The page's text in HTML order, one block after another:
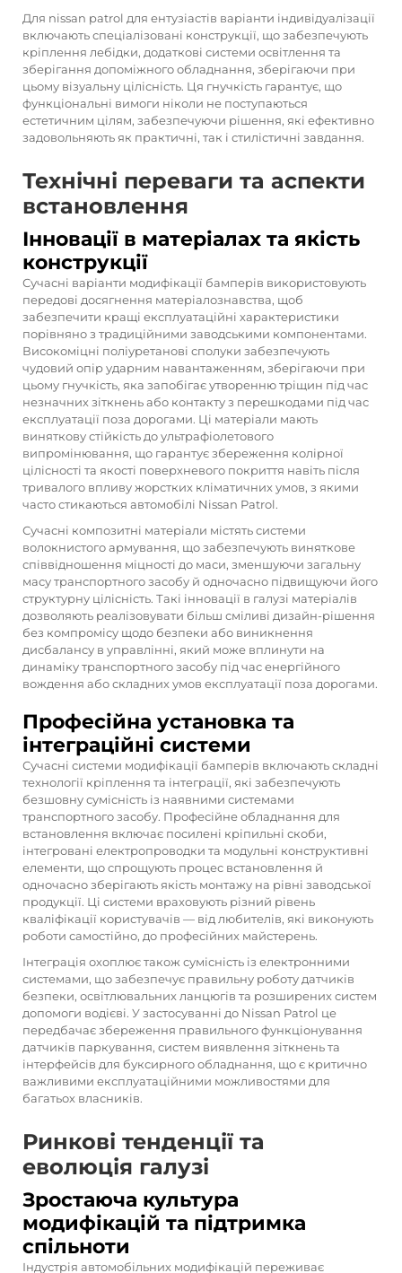
Для nissan patrol для ентузіастів варіанти індивідуалізації
включають спеціалізовані конструкції, що забезпечують
кріплення лебідки, додаткові системи освітлення та
зберігання допоміжного обладнання, зберігаючи при
цьому візуальну цілісність. Ця гнучкість гарантує, що
функціональні вимоги ніколи не поступаються
естетичним цілям, забезпечуючи рішення, які ефективно
задовольняють як практичні, так і стилістичні завдання.
Технічні переваги та аспекти
встановлення
Інновації в матеріалах та якість
конструкції
Сучасні варіанти модифікації бамперів використовують
передові досягнення матеріалознавства, щоб
забезпечити кращі експлуатаційні характеристики
порівняно з традиційними заводськими компонентами.
Високоміцні поліуретанові сполуки забезпечують
чудовий опір ударним навантаженням, зберігаючи при
цьому гнучкість, яка запобігає утворенню тріщин під час
незначних зіткнень або контакту з перешкодами під час
експлуатації поза дорогами. Ці матеріали мають
виняткову стійкість до ультрафіолетового
випромінювання, що гарантує збереження колірної
цілісності та якості поверхневого покриття навіть після
тривалого впливу жорстких кліматичних умов, з якими
часто стикаються автомобілі Nissan Patrol.
Сучасні композитні матеріали містять системи
волокнистого армування, що забезпечують виняткове
співвідношення міцності до маси, зменшуючи загальну
масу транспортного засобу й одночасно підвищуючи його
структурну цілісність. Такі інновації в галузі матеріалів
дозволяють реалізовувати більш сміливі дизайн-рішення
без компромісу щодо безпеки або виникнення
дисбалансу в управлінні, який може вплинути на
динаміку транспортного засобу під час енергійного
вождення або складних умов експлуатації поза дорогами.
Професійна установка та
інтеграційні системи
Сучасні системи модифікації бамперів включають складні
технології кріплення та інтеграції, які забезпечують
безшовну сумісність із наявними системами
транспортного засобу. Професійне обладнання для
встановлення включає посилені кріпильні скоби,
інтегровані електропроводки та модульні конструктивні
елементи, що спрощують процес встановлення й
одночасно зберігають якість монтажу на рівні заводської
продукції. Ці системи враховують різний рівень
кваліфікації користувачів — від любителів, які виконують
роботи самостійно, до професійних майстерень.
Інтеграція охоплює також сумісність із електронними
системами, що забезпечує правильну роботу датчиків
безпеки, освітлювальних ланцюгів та розширених систем
допомоги водієві. У застосуванні до Nissan Patrol це
передбачає збереження правильного функціонування
датчиків паркування, систем виявлення зіткнень та
інтерфейсів для буксирного обладнання, що є критично
важливими експлуатаційними можливостями для
багатьох власників.
Ринкові тенденції та
еволюція галузі
Зростаюча культура
модифікацій та підтримка
спільноти
Індустрія автомобільних модифікацій переживає